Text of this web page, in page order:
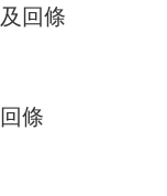
回條
條